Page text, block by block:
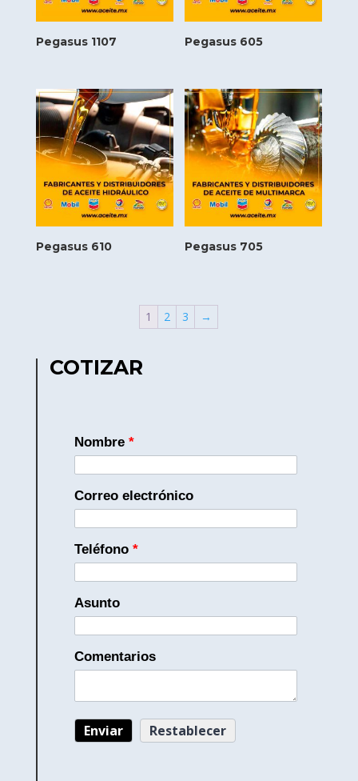
Pegasus 1107 Pegasus 605
Pegasus 610 Pegasus 705
1 2 3 →
COTIZAR
Nombre *
Correo electrónico
Teléfono *
Asunto
Comentarios